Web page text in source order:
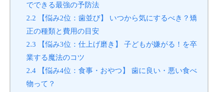
でできる最強の予防法
2.2 【悩み2位：歯並び】 いつから気にするべき？矯
正の種類と費用の目安
2.3 【悩み3位：仕上げ磨き】 子どもが嫌がる！を卒
業する魔法のコツ
2.4【悩み4位：食事・おやつ】 歯に良い・悪い食べ
物って？